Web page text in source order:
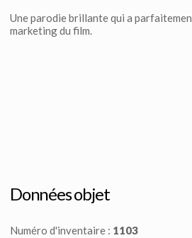
Une parodie brillante qui a
marketing du film.
Données objet
Numéro d'inventaire : 1103